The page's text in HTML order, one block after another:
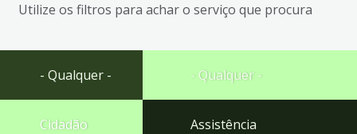
busca
Ir
rodapé
Utilize os filtros para achar o serviço que procura
- Qualquer -
Cidadão
- Qualquer -
Assistência